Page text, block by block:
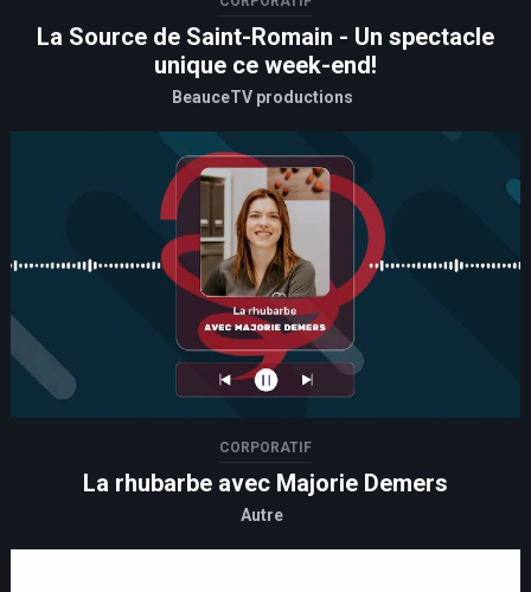
La Source de Saint-Romain - Un spectacle
unique ce week-end!
BeauceTV productions
CORPORATIF
La rhubarbe avec Majorie Demers
Autre